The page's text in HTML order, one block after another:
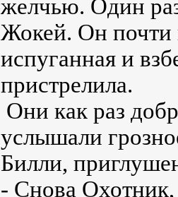
желчью. Один
Жокей. Он почти
испуганная и
пристрелила.
Они как раз
услышали
Билли,
- Снова